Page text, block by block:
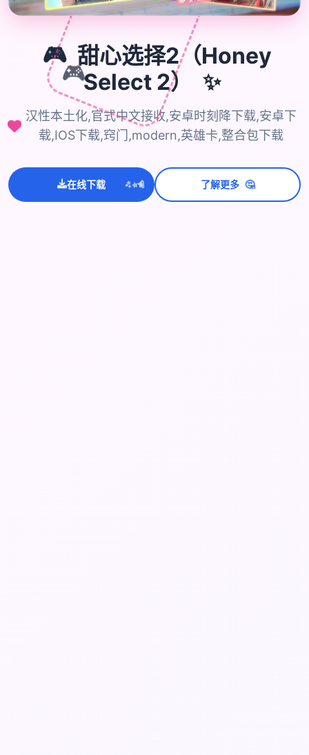
🎮
🎮 甜心选择2（Honey
Select 2）
✨
汉性本土化,官式中文接收,安卓时刻降下载,安卓下
载,IOS下载,窍门,modern,英雄卡,整合包下载
在线下载 ✨⭐💫 了解更多 🤔